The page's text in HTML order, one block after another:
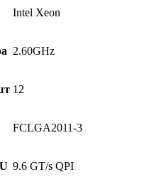
Intel Xeon
2.60GHz
12
FCLGA2011-3
9.6 GT/s QPI